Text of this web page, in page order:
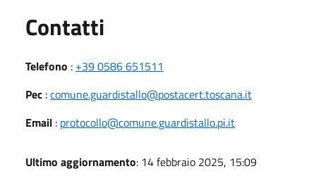
Contatti
Telefono : +39 0586 651511
Pec :comune.guardistallo@postacert.toscana.it
Email : protocollo@comune.guardistallo.pi.it
Ultimo aggiornamento: 14 febbraio 2025, 15:09